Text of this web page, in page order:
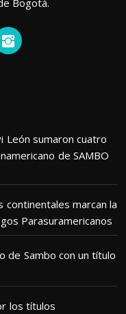
Bogotá.
León sumaron cuatro
de SAMBO
marcan la
Parasuramericanos
de Sambo con un título
los títulos